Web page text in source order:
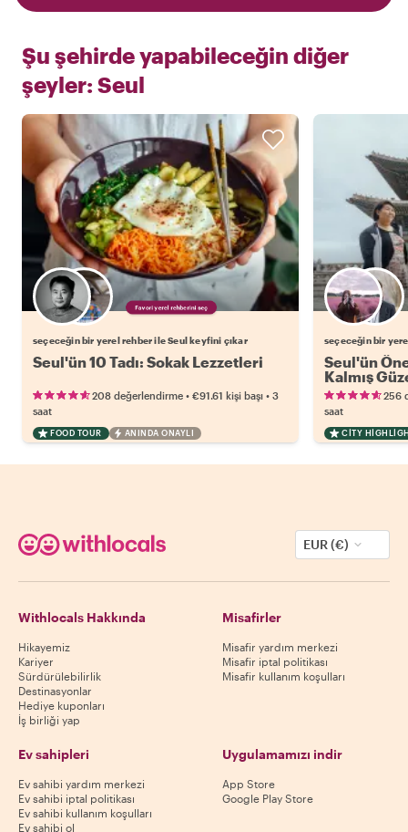
Şu şehirde yapabileceğin diğer
şeyler: Seul
Favori yerel rehberini seç
seçeceğin bir yerel rehber ile Seul keyfini çıkar
Seul'ün 10 Tadı: Sokak Lezzetleri
208 değerlendirme • €91.61 kişi başı • 3
saat
FOOD TOUR ANINDA ONAYLI
seçeceğin bir
Seul'ün
Kalmış
256
saat
CITY
EUR (€)
Withlocals Hakkında
Hikayemiz
Kariyer
Sürdürülebilirlik
Destinasyonlar
Hediye kuponları
İş birliği yap
Misafirler
Misafir yardım merkezi
Misafir iptal politikası
Misafir kullanım koşulları
Ev sahipleri
Ev sahibi yardım merkezi
Ev sahibi iptal politikası
Ev sahibi kullanım koşulları
Ev sahibi ol
Uygulamamızı indir
App Store
Google Play Store